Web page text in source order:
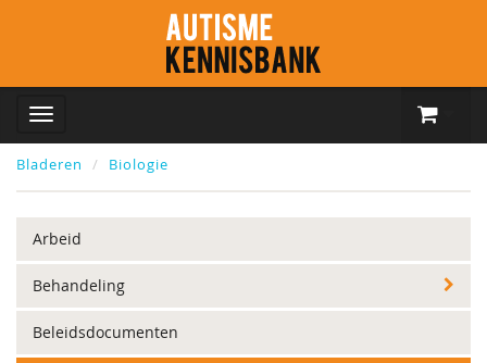
Bladeren Biologie
Arbeid
Behandeling
Beleidsdocumenten